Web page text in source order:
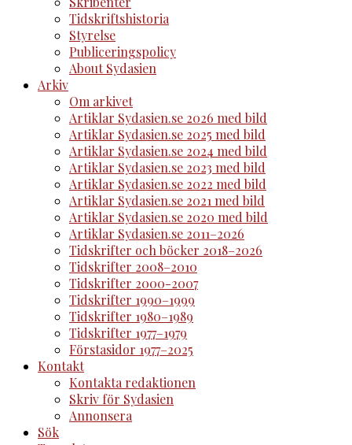
Tidskriftshistoria
Styrelse
Publiceringspolicy
About Sydasien
Arkiv
Om arkivet
Artiklar Sydasien.se 2026 med bild
Artiklar Sydasien.se 2025 med bild
Artiklar Sydasien.se 2024 med bild
Artiklar Sydasien.se 2023 med bild
Artiklar Sydasien.se 2022 med bild
Artiklar Sydasien.se 2021 med bild
Artiklar Sydasien.se 2020 med bild
Artiklar Sydasien.se 2011–2026
Tidskrifter och böcker 2018–2026
Tidskrifter 2008–2010
Tidskrifter 2000-2007
Tidskrifter 1990–1999
Tidskrifter 1980–1989
Tidskrifter 1977–1979
Förstasidor 1977–2025
Kontakt
Kontakta redaktionen
Skriv för Sydasien
Annonsera
Sök